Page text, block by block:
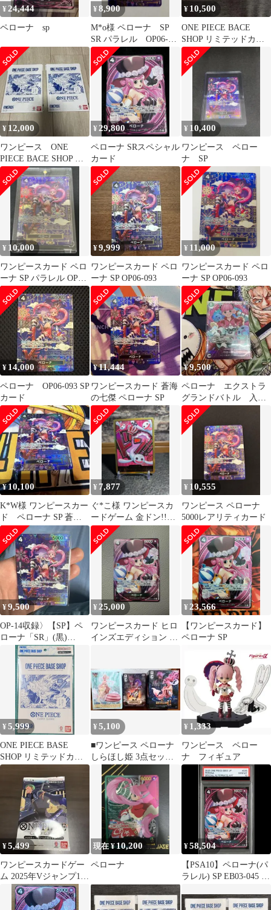
¥ 24,444
ペローナ sp
¥8,900
M*o様 ペローナ SP
SR パラレル OP06-
093 蒼海の七傑
¥ 10,500
ONE PIECE BACE
SHOP リミテッドカー
ド
¥12,000
ワンピース ONE
PIECE BACE SHOP リ
ミテッドカード
¥ 29,800
ペローナ SRスペシャル
カード
¥ 10,400
ワンピース ペロー
ナ SP
¥ 10,000
ワンピースカード ペロ
ーナ SP パラレル OP06-
093
¥9,999
ワンピースカード ペロ
ーナ SP OP06-093
¥ 11,000
ワンピースカード ペロ
ーナ SP OP06-093
¥ 14,000
ペローナ OP06-093 SP
カード
¥11,444
ワンピースカード 蒼海
の七傑 ペローナ SP
¥9,500
ペローナ エクストラ
グランドバトル 入賞
プロモ
¥10,100
K*W様 ワンピースカー
ド ペローナ SP 蒼海
の七傑 OP06-093
¥ 7,877
ぐ*こ様 ワンピースカ
ードゲーム 金ドン!!カ
ード パラレル ペロー
ナ
¥ 10,555
ワンピース ペローナ
5000レアリティカード
¥9,500
OP-14収録〉【SP】ペ
ローナ「SR」(黒)
[OP06-093]
¥ 25,000
ワンピースカード ヒロ
インズエディション ペ
¥ 23,566
【ワンピースカード】
ペローナ SP
¥5,999
ONE PIECE BASE
SHOP リミテッドカー
ドコレクション vol.1
¥5,100
■ワンピース ペローナ
しらほし姫 3点セット
フィギュア
¥ 1,333
ワンピース ペロー
ナ フィギュア
¥5,499
ワンピースカードゲー
ム 2025年Vジャンプ10
月特大号SPパック
現在 ¥10,200
ペローナ
¥58,504
【PSA10】ペローナ(パ
ラレル) SP EB03-045 1